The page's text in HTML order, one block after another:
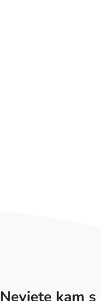
Neviete kam s